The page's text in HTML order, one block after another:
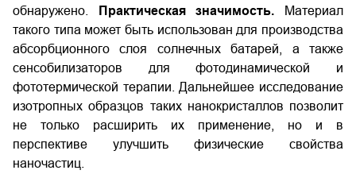
обнаружено.
Практическая значимость. Материал
такого типа может быть использован для производства
абсорбционного слоя солнечных батарей, а также
сенсобилизаторов для фотодинамической и
фототермической терапии. Дальнейшее исследование
изотропных образцов таких нанокристаллов позволит
не только расширить их применение, но и в
перспективе улучшить физические свойства
наночастиц.